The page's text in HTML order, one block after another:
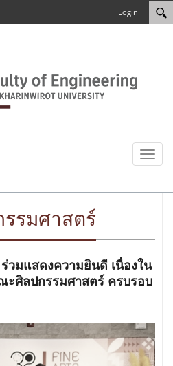
Login
Toggle
รมศาสตร์
วมแสดงความยินดี เนื่องใน
ศิลปกรรมศาสตร์ ครบรอบ